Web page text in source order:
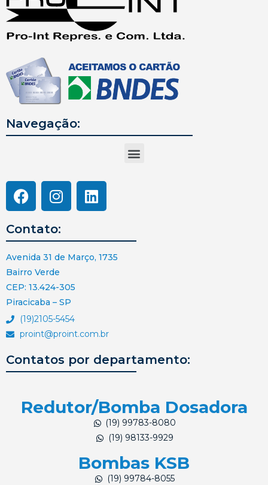
Navegação:
Contato:
Avenida 31 de Março, 1735
Bairro Verde
CEP: 13.424-305
Piracicaba – SP
(19)2105-5454
proint@proint.com.br
Contatos por departamento:
Redutor/Bomba Dosadora
(19) 99783-8080
(19) 98133-9929
Bombas KSB
(19) 99784-8055